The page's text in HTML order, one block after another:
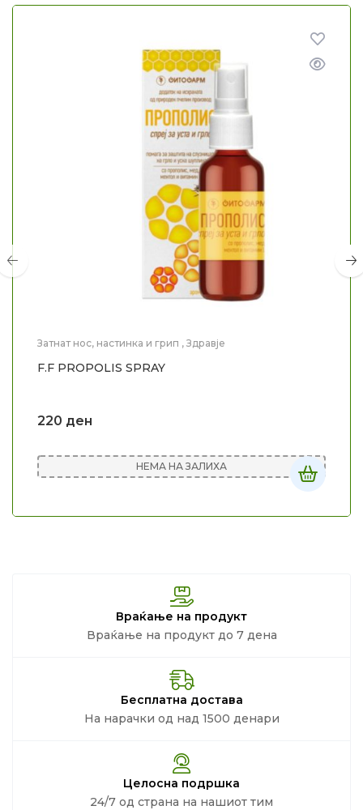
Затнат нос, настинка и грип , Здравје
F.F PROPOLIS SPRAY
220 ден
НЕМА НА ЗАЛИХА
Враќање на продукт
Враќање на продукт до 7 дена
Бесплатна достава
На нарачки од над 1500 денари
Целосна подршка
24/7 од страна на нашиот тим